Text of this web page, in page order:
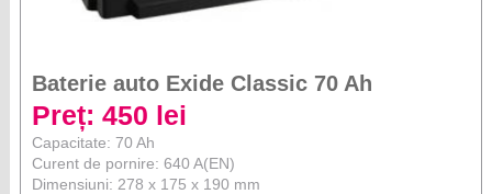
Baterie auto Exide Classic 70 Ah
Preț: 450 lei
Capacitate: 70 Ah
Curent de pornire: 640 A(EN)
Dimensiuni: 278 x 175 x 190 mm